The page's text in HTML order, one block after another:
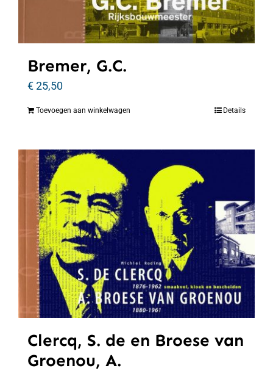
Bremer, G.C.
€25,50
Toevoegen aan winkelwagen Details
Clercq, S. de en Broese van
Groenou, A.